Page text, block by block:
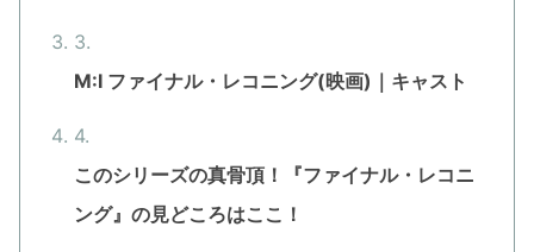
M:I ファイナル・レコニング(映画)｜キャスト
このシリーズの真骨頂！『ファイナル・レコニ
ング』の見どころはここ！